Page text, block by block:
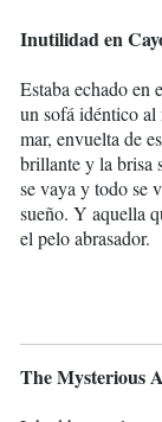
Inutilidad en
Estaba echado en
un sofá idéntico al
mar, envuelta de
brillante y la brisa
se vaya y todo se
sueño. Y aquella
el pelo abrasador.
The Mysterious